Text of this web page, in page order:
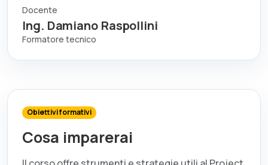
Docente
Ing. Damiano Raspollini
Formatore tecnico
Obiettivi formativi
Cosa imparerai